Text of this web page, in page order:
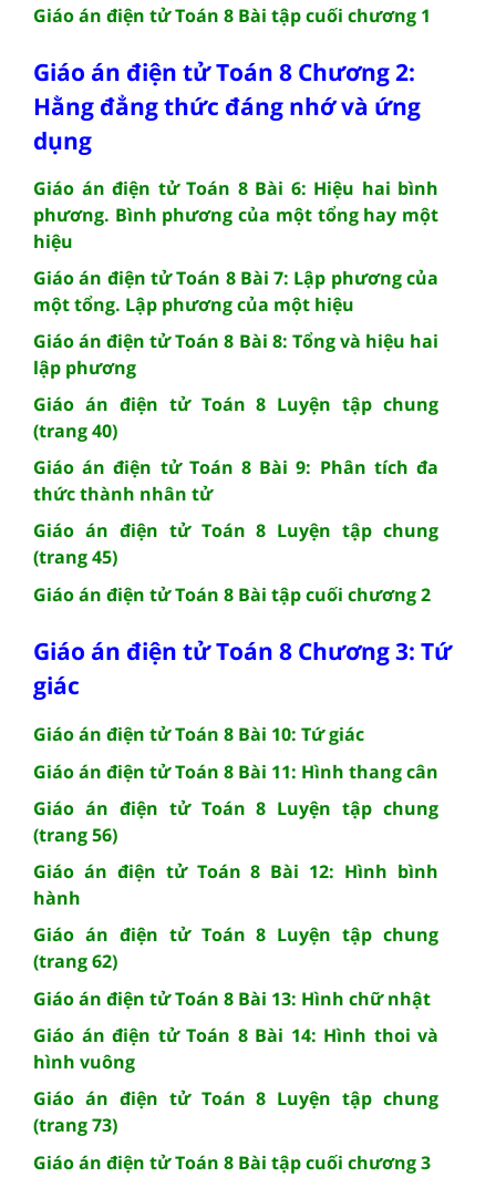
Giáo án điện tử Toán 8 Bài tập cuối chương 1
Giáo án điện tử Toán 8 Chương 2:
Hằng đẳng thức đáng nhớ và ứng
dụng
Giáo án điện tử Toán 8 Bài 6: Hiệu hai bình
phương. Bình phương của một tổng hay một
hiệu
Giáo án điện tử Toán 8 Bài 7: Lập phương của
một tổng. Lập phương của một hiệu
Giáo án điện tử Toán 8 Bài 8: Tổng và hiệu hai
lập phương
Giáo án điện tử Toán 8 Luyện tập chung
(trang 40)
Giáo án điện tử Toán 8 Bài 9: Phân tích đa
thức thành nhân tử
Giáo án điện tử Toán 8 Luyện tập chung
(trang 45)
Giáo án điện tử Toán 8 Bài tập cuối chương 2
Giáo án điện tử Toán 8 Chương 3: Tứ
giác
Giáo án điện tử Toán 8 Bài 10: Tứ giác
Giáo án điện tử Toán 8 Bài 11: Hình thang cân
Giáo án điện tử Toán 8 Luyện tập chung
(trang 56)
Giáo án điện tử Toán 8 Bài 12: Hình bình
hành
Giáo án điện tử Toán 8 Luyện tập chung
(trang 62)
Giáo án điện tử Toán 8 Bài 13: Hình chữ nhật
Giáo án điện tử Toán 8 Bài 14: Hình thoi và
hình vuông
Giáo án điện tử Toán 8 Luyện tập chung
(trang 73)
Giáo án điện tử Toán 8 Bài tập cuối chương 3